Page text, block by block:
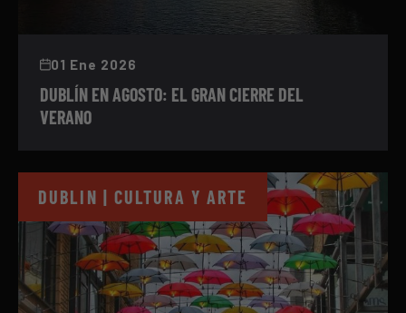
01 Ene 2026
DUBLÍN EN AGOSTO: EL GRAN CIERRE DEL
VERANO
DUBLIN | CULTURA Y ARTE